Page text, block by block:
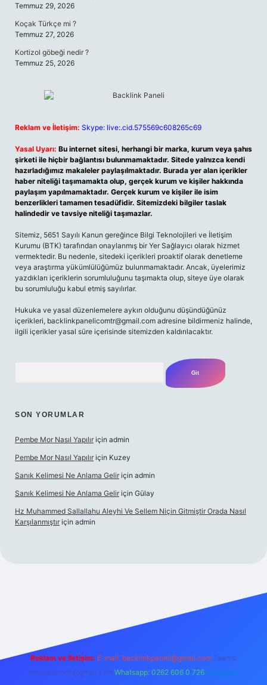
Temmuz 29, 2026
Koçak Türkçe mi ?
Temmuz 27, 2026
Kortizol göbeği nedir ?
Temmuz 25, 2026
Reklam ve İletişim: Skype: live:.cid.575569c608265c69
Yasal Uyarı: Bu internet sitesi, herhangi bir marka, kurum veya şahıs
şirketi ile hiçbir bağlantısı bulunmamaktadır. Sitede yalnızca kendi
hazırladığımız makaleler paylaşılmaktadır. Burada yer alan içerikler
haber niteliği taşımamakta olup, gerçek kurum ve kişiler hakkında
paylaşım yapılmamaktadır. Gerçek kurum ve kişiler ile isim
benzerlikleri tamamen tesadüfidir. Sitemizdeki bilgiler taslak
halindedir ve tavsiye niteliği taşımazlar.
Sitemiz, 5651 Sayılı Kanun gereğince Bilgi Teknolojileri ve İletişim
Kurumu (BTK) tarafından onaylanmış bir Yer Sağlayıcı olarak hizmet
vermektedir. Bu nedenle, sitedeki içerikleri proaktif olarak denetleme
veya araştırma yükümlülüğümüz bulunmamaktadır. Ancak, üyelerimiz
yazdıkları içeriklerin sorumluluğunu taşımakta olup, siteye üye olarak
bu sorumluluğu kabul etmiş sayılırlar.
Hukuka ve yasal düzenlemelere aykırı olduğunu düşündüğünüz
içerikleri, backlinkpanelicomtr@gmail.com adresine bildirmeniz halinde,
ilgili içerikler yasal süre içerisinde sitemizden kaldırılacaktır.
SON YORUMLAR
Pembe Mor Nasıl Yapılır için admin
Pembe Mor Nasıl Yapılır için Kuzey
Sanık Kelimesi Ne Anlama Gelir için admin
Sanık Kelimesi Ne Anlama Gelir için Gülay
Hz Muhammed Sallallahu Aleyhi Ve Sellem Niçin Gitmiştir Orada Nasıl
Karşılanmıştır için admin
Reklam ve İletişim: E-mail: backlinkpaneli@gmail.com Teams:
forumhizmeti@gmail.com Whatsapp: 0262 606 0 726 Telegram: